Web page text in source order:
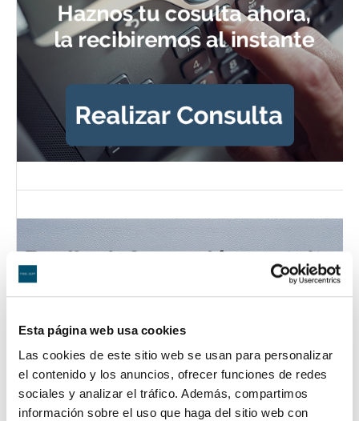
Esta página web usa cookies
Las cookies de este sitio web se usan para personalizar
el contenido y los anuncios, ofrecer funciones de redes
sociales y analizar el tráfico. Además, compartimos
información sobre el uso que haga del sitio web con